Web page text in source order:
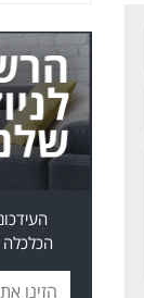
הכלכלה